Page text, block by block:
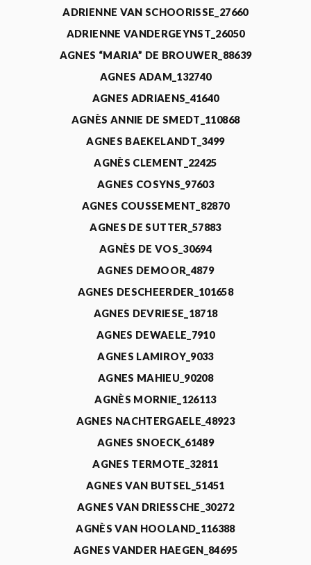
ADRIENNE VAN SCHOORISSE_27660
ADRIENNE VANDERGEYNST_26050
AGNES “MARIA” DE BROUWER_88639
AGNES ADAM_132740
AGNES ADRIAENS_41640
AGNÈS ANNIE DE SMEDT_110868
AGNES BAEKELANDT_3499
AGNÈS CLEMENT_22425
AGNES COSYNS_97603
AGNES COUSSEMENT_82870
AGNES DE SUTTER_57883
AGNÈS DE VOS_30694
AGNES DEMOOR_4879
AGNES DESCHEERDER_101658
AGNES DEVRIESE_18718
AGNES DEWAELE_7910
AGNES LAMIROY_9033
AGNES MAHIEU_90208
AGNÈS MORNIE_126113
AGNES NACHTERGAELE_48923
AGNES SNOECK_61489
AGNES TERMOTE_32811
AGNES VAN BUTSEL_51451
AGNES VAN DRIESSCHE_30272
AGNÈS VAN HOOLAND_116388
AGNES VANDER HAEGEN_84695